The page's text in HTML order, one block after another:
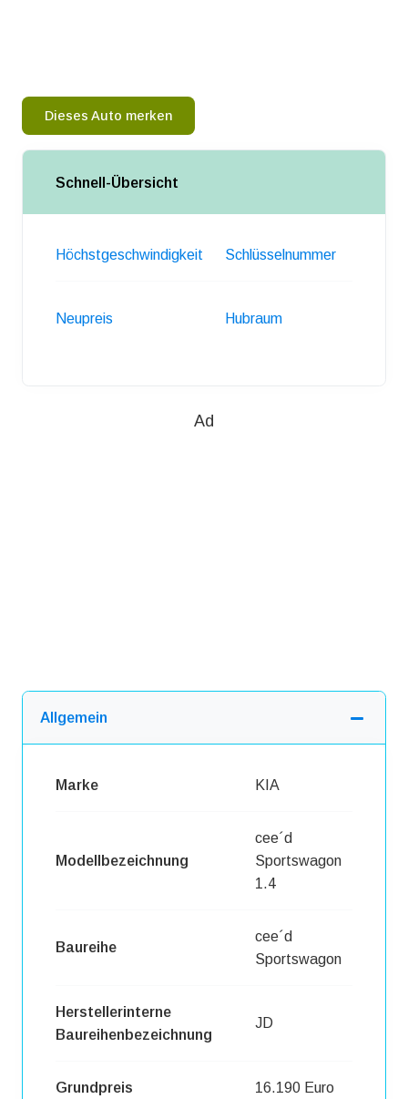
Dieses Auto merken
Schnell-Übersicht
Höchstgeschwindigkeit Schlüsselnummer
Neupreis Hubraum
Ad
Allgemein
Marke KIA
Modellbezeichnung
cee´d
Sportswagon
1.4
Baureihe
cee´d
Sportswagon
Herstellerinterne
Baureihenbezeichnung
JD
Grundpreis 16.190 Euro